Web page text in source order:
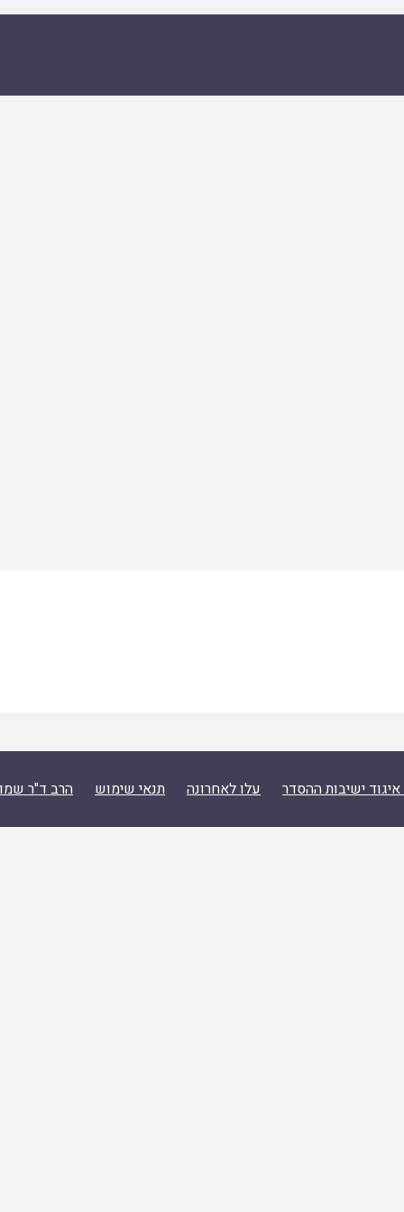
ישיבות ההסדר עלו לאחרונה תנאי שימוש הרב ד"ר